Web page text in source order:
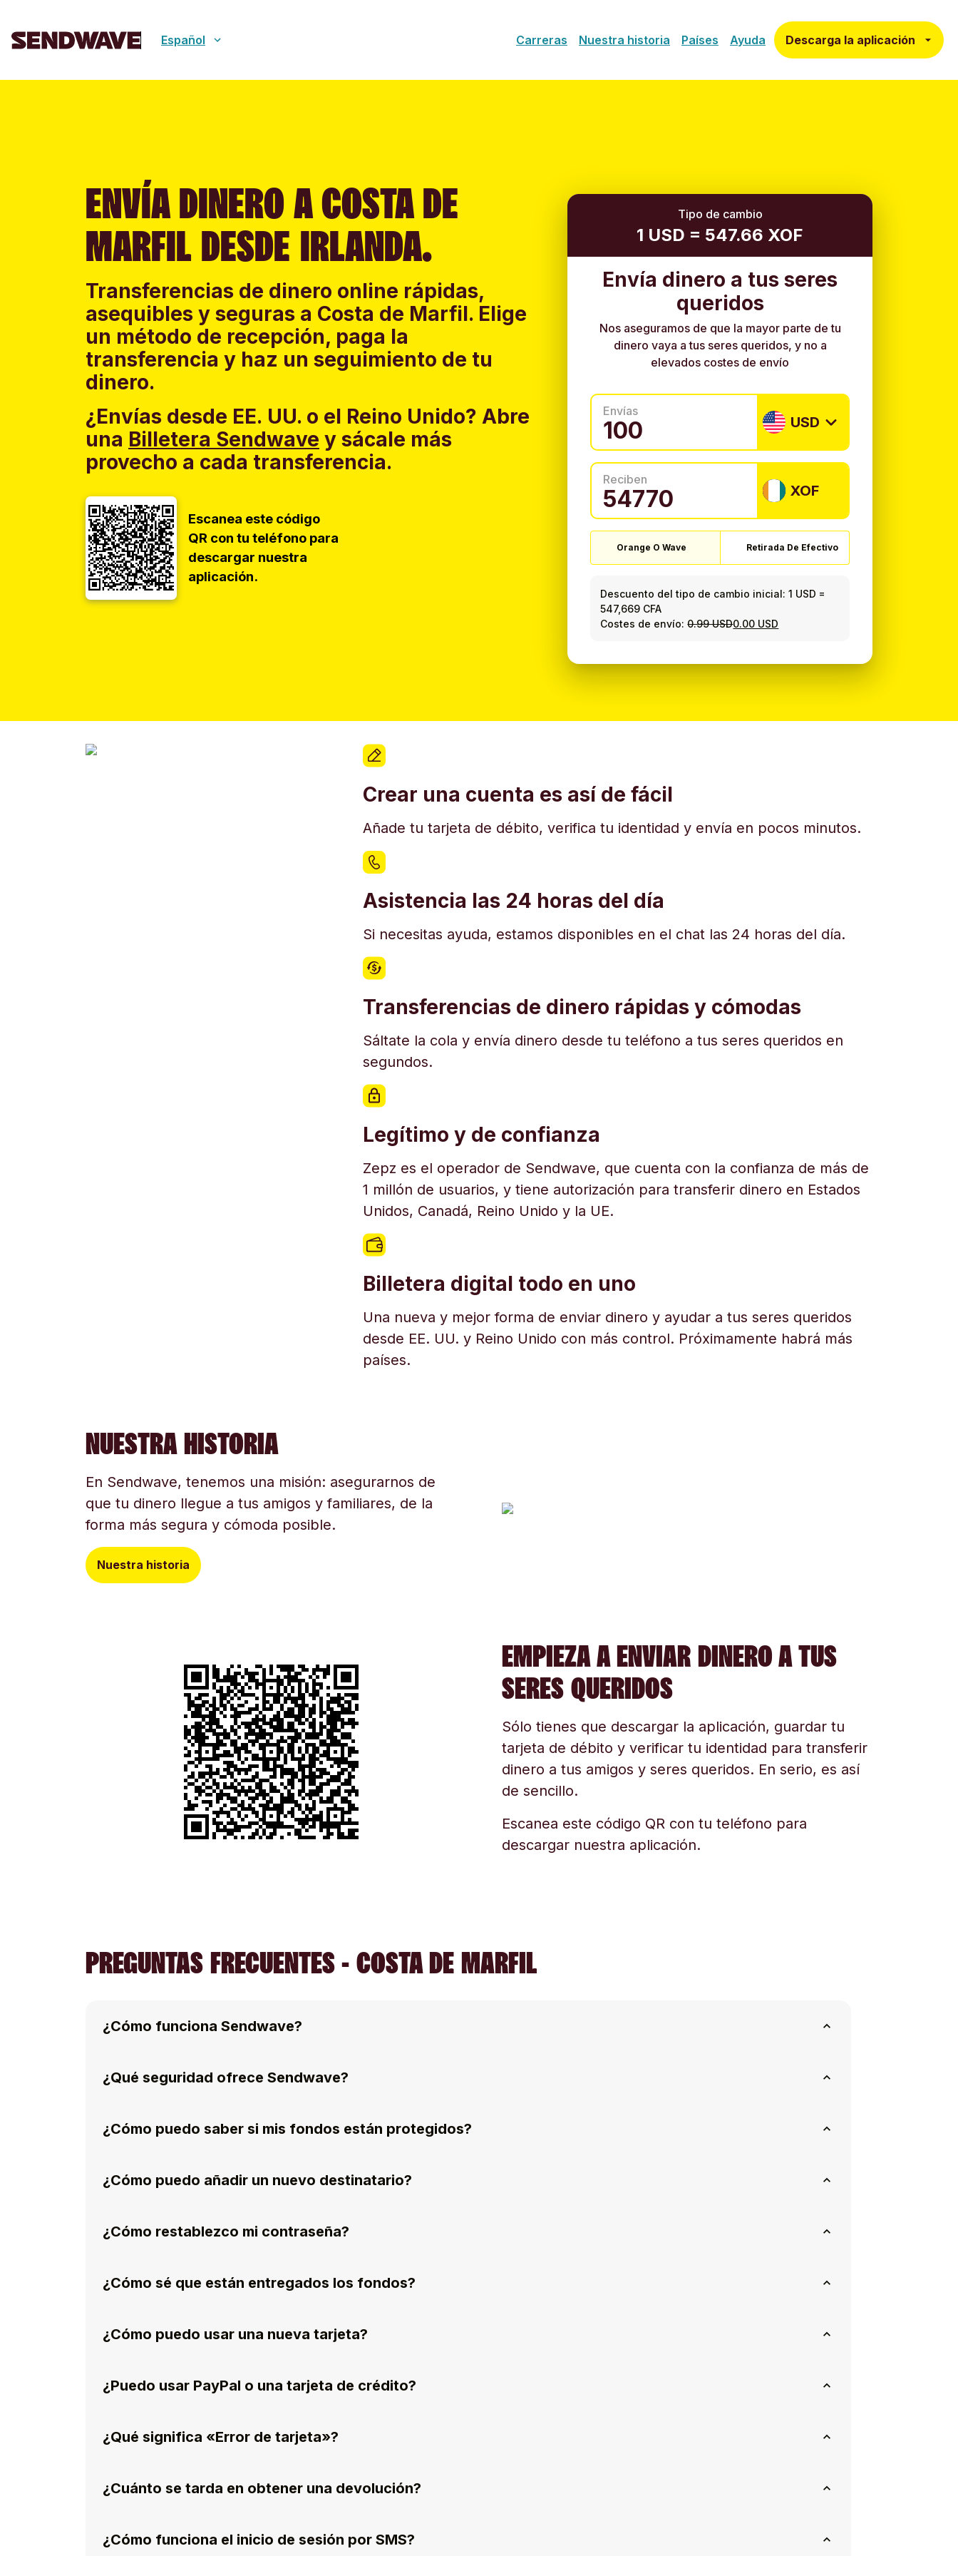
Español Carreras Nuestra historia Países Ayuda Descarga la aplicación
ENVÍA DINERO A COSTA DE
MARFIL DESDE IRLANDA.
Transferencias de dinero online rápidas,
asequibles y seguras a Costa de Marfil. Elige
un método de recepción, paga la
transferencia y haz un seguimiento de tu
dinero.
¿Envías desde EE. UU. o el Reino Unido? Abre
una Billetera Sendwave y sácale más
provecho a cada transferencia.
Escanea este código
QR con tu teléfono para
descargar nuestra
aplicación.
Tipo de cambio
1 USD = 547.66 XOF
Envía dinero a tus seres
queridos
Nos aseguramos de que la mayor parte de tu
dinero vaya a tus seres queridos, y no a
elevados costes de envío
Envías
USD
Reciben
XOF
Orange O Wave Retirada De Efectivo
Descuento del tipo de cambio inicial: 1 USD =
547,669 CFA
Costes de envío:0.99 USD0.00 USD
Crear una cuenta es así de fácil
Añade tu tarjeta de débito, verifica tu identidad y envía en pocos minutos.
Asistencia las 24 horas del día
Si necesitas ayuda, estamos disponibles en el chat las 24 horas del día.
Transferencias de dinero rápidas y cómodas
Sáltate la cola y envía dinero desde tu teléfono a tus seres queridos en
segundos.
Legítimo y de confianza
Zepz es el operador de Sendwave, que cuenta con la confianza de más de
1 millón de usuarios, y tiene autorización para transferir dinero en Estados
Unidos, Canadá, Reino Unido y la UE.
Billetera digital todo en uno
Una nueva y mejor forma de enviar dinero y ayudar a tus seres queridos
desde EE. UU. y Reino Unido con más control. Próximamente habrá más
países.
NUESTRA HISTORIA
En Sendwave, tenemos una misión: asegurarnos de
que tu dinero llegue a tus amigos y familiares, de la
forma más segura y cómoda posible.
Nuestra historia
EMPIEZA A ENVIAR DINERO A TUS
SERES QUERIDOS
Sólo tienes que descargar la aplicación, guardar tu
tarjeta de débito y verificar tu identidad para transferir
dinero a tus amigos y seres queridos. En serio, es así
de sencillo.
Escanea este código QR con tu teléfono para
descargar nuestra aplicación.
PREGUNTAS FRECUENTES - COSTA DE MARFIL
¿Cómo funciona Sendwave?
¿Qué seguridad ofrece Sendwave?
¿Cómo puedo saber si mis fondos están protegidos?
¿Cómo puedo añadir un nuevo destinatario?
¿Cómo restablezco mi contraseña?
¿Cómo sé que están entregados los fondos?
¿Cómo puedo usar una nueva tarjeta?
¿Puedo usar PayPal o una tarjeta de crédito?
¿Qué significa «Error de tarjeta»?
¿Cuánto se tarda en obtener una devolución?
¿Cómo funciona el inicio de sesión por SMS?